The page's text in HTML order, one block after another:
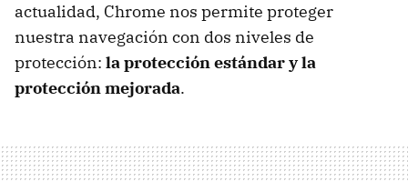
actualidad, Chrome nos permite proteger
nuestra navegación con dos niveles de
protección: la protección estándar y la
protección mejorada.